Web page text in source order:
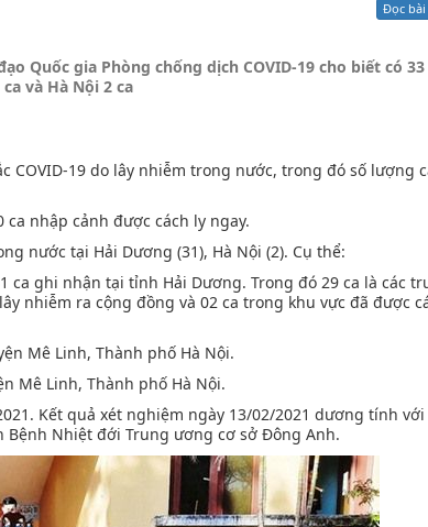
Đọc bài
Quốc gia Phòng chống dịch COVID-19 cho biết có 33
và Hà Nội 2 ca
COVID-19 do lây nhiễm trong nước, trong đó số lượng
nhập cảnh được cách ly ngay.
nước tại Hải Dương (31), Hà Nội (2). Cụ thể:
ca ghi nhận tại tỉnh Hải Dương. Trong đó 29 ca là các
nhiễm ra cộng đồng và 02 ca trong khu vực đã được
Mê Linh, Thành phố Hà Nội.
Mê Linh, Thành phố Hà Nội.
Kết quả xét nghiệm ngày 13/02/2021 dương tính với
Bệnh Nhiệt đới Trung ương cơ sở Đông Anh.